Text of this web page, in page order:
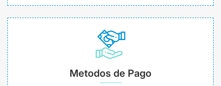
Metodos de Pago